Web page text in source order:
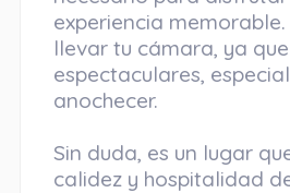
experiencia
llevar tu cámara, ya
espectaculares,
anochecer.
Sin duda, es un lugar
calidez y hospitalidad